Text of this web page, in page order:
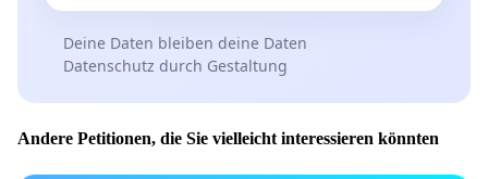
Deine Daten bleiben deine Daten
Datenschutz durch Gestaltung
Andere Petitionen, die Sie vielleicht interessieren könnten